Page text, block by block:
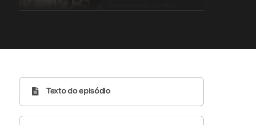
Conversas de Família
Texto do episódio